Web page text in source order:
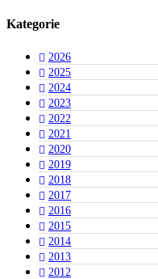
Kategorie
2026
2025
2024
2023
2022
2021
2020
2019
2018
2017
2016
2015
2014
2013
2012